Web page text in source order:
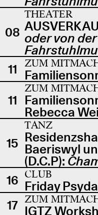
08
THEATER
oder von
11
ZUM
11
ZUM
Rebecca
15
TANZ
Baeriswyl
(D.C.P):
16 CLUB
Friday
17 ZUM
IGTZ